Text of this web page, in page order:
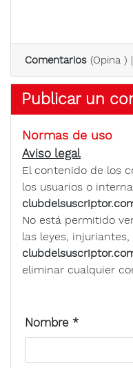
Comentarios (Opina ) |
Publicar un
Normas de uso
Aviso legal
El contenido de los
los usuarios o
No está permitido
las leyes,
eliminar cualquier
Nombre *